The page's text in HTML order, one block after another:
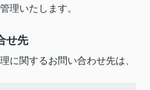
理いたします。
せ先
に関するお問い合わせ先は、